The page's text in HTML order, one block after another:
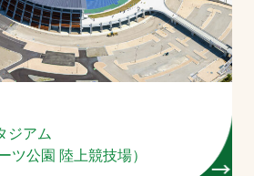
ジアム
ツ公園 陸上競技場）